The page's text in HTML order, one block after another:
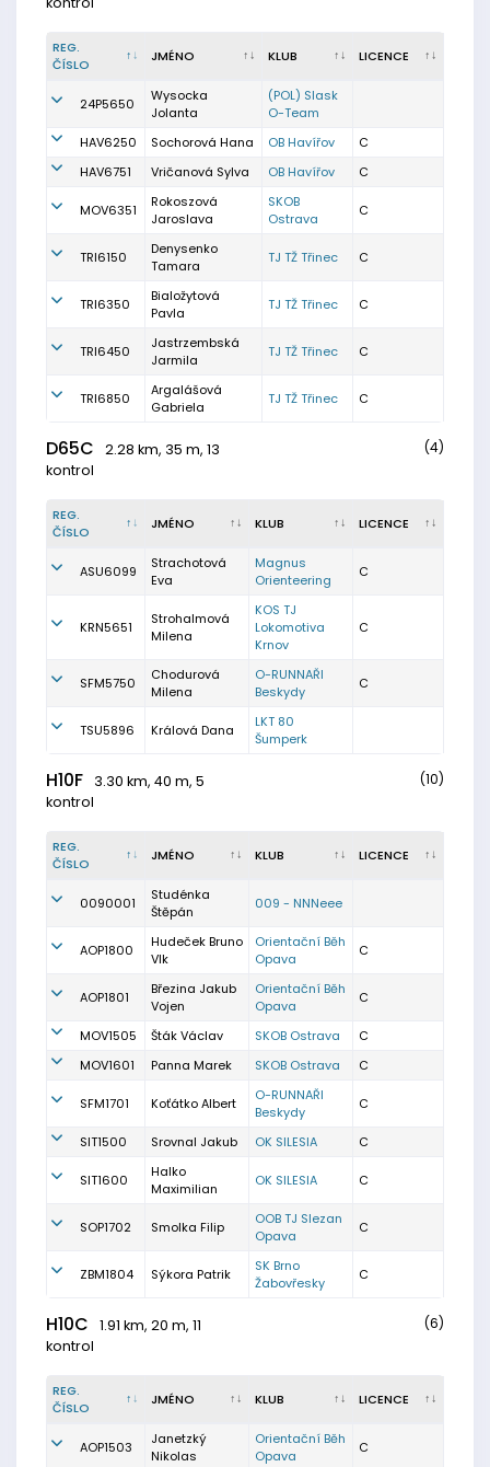
REG.
ČÍSLO
JMÉNO KLUB LICENCE
24P5650
Wysocka
Jolanta
(POL) Slask
O-Team
HAV6250
Sochorová Hana OB Havířov
C
HAV6751
Vričanová Sylva OB Havířov C
MOV6351
Rokoszová
Jaroslava
SKOB
Ostrava
C
TRI6150
Denysenko
Tamara
TJ TŽ Třinec C
TRI6350
Bialožytová
Pavla
TJ TŽ Třinec C
TRI6450
Jastrzembská
Jarmila
TJ TŽ Třinec C
TRI6850
Argalášová
Gabriela
TJ TŽ Třinec C
D65C
2.28 km, 35 m, 13
kontrol
(4)
REG.
ČÍSLO
JMÉNO KLUB LICENCE
ASU6099
Strachotová
Eva
Magnus
Orienteering
C
KRN5651
Strohalmová
Milena
KOS TJ
Lokomotiva
Krnov
C
SFM5750
Chodurová
Milena
O-RUNNAŘI
Beskydy
C
TSU5896 Králová Dana
LKT 80
Šumperk
H10F
3.30 km, 40 m, 5
kontrol
(10)
REG.
ČÍSLO
JMÉNO KLUB LICENCE
0090001
Studénka
Štěpán
009 - NNNeee
AOP1800
Hudeček Bruno
Vlk
Orientační Běh
Opava
C
AOP1801
Březina Jakub
Vojen
Orientační Běh
Opava
C
MOV1505 Šták Václav SKOB Ostrava
C
MOV1601
Panna Marek SKOB Ostrava C
SFM1701 Koťátko Albert
O-RUNNAŘI
Beskydy
C
SIT1500 Srovnal Jakub OK SILESIA C
SIT1600
Halko
Maximilian
OK SILESIA C
SOP1702 Smolka Filip
OOB TJ Slezan
Opava
C
ZBM1804 Sýkora Patrik
SK Brno
Žabovřesky
C
H10C
1.91 km, 20 m, 11
kontrol
(6)
REG.
ČÍSLO
JMÉNO KLUB LICENCE
AOP1503
Janetzký
Nikolas
Orientační Běh
Opava
C